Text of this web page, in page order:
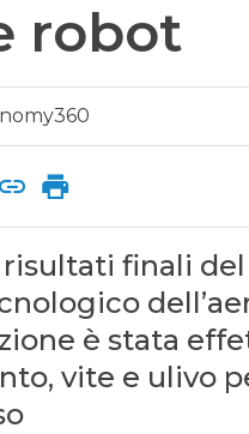
robot
finali
è stata
vite e ulivo